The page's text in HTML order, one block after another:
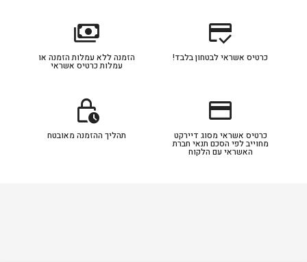
credit_score
כרטיס אשראי לבטחון בלבד!
payments
הזמנה ללא עמלות הזמנה או
עמלות כרטיס אשראי
credit_card
כרטיס אשראי מסוג דיירקט
מחוייב לפי הסכם תנאי חברת
האשראי עם הלקוח
lock_clock
תהליך ההזמנה מאובטח